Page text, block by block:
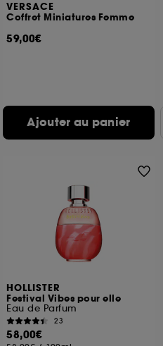
VERSACE
Coffret Miniatures Femme
59,00€
Ajouter au panier
HOLLISTER
Festival Vibes pour elle
Eau de Parfum
23
58,00€